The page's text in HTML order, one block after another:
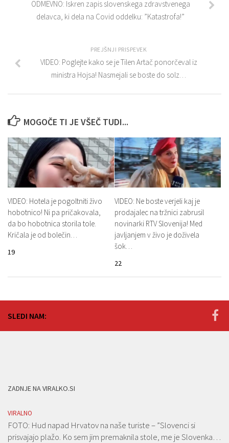
ODMEVNO: Iskren zapis slovenskega zdravstvenega
delavca, ki dela na Covid oddelku: ”Katastrofa!”
PREJŠNJI PRISPEVEK
VIDEO: Poglejte kako se je Tilen Artač ponorčeval iz
ministra Hojsa! Nasmejali se boste do solz…
MOGOČE TI JE VŠEČ TUDI...
VIDEO: Hotela je pogoltniti živo
hobotnico! Ni pa pričakovala,
da bo hobotnica storila tole.
Kričala je od bolečin…
19
VIDEO: Ne boste verjeli kaj je
prodajalec na tržnici zabrusil
novinarki RTV Slovenija! Med
javljanjem v živo je doživela
šok…
22
SLEDI NAM:
ZADNJE NA VIRALKO.SI
VIRALNO
FOTO: Hud napad Hrvatov na naše turiste – ”Slovenci si
prisvajajo plažo. Ko sem jim premaknila stole, me je Slovenka…